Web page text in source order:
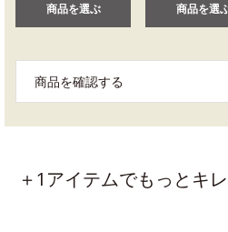
商品を選ぶ 商品を選
商品を確認する
＋1アイテムでもっとキレ